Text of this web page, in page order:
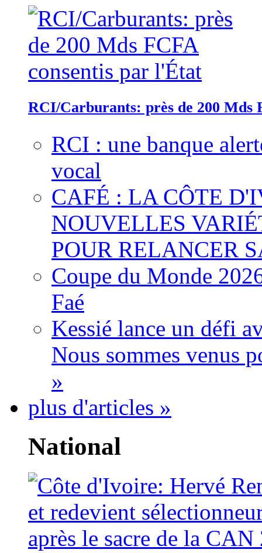
RCI/Carburants: près de 200 Mds
RCI : une banque
vocal
CAFÉ : LA CÔTE
NOUVELLES
POUR RELANCER
Coupe du Monde
Faé
Kessié lance un défi
Nous sommes venus
»
plus d'articles »
National